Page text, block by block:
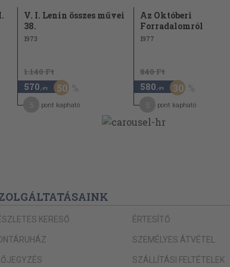
V. I. Lenin összes művei
38.
1973
1.140 Ft
570 ,-Ft 50
pont kapható
Az Októberi
Forradalomról
1977
840 Ft
580 ,-Ft 30
pont kapható
KERESŐ ÉRTESÍTŐ
SZEMÉLYES ÁTVÉTEL
SZÁLLÍTÁSI FELTÉTELEK